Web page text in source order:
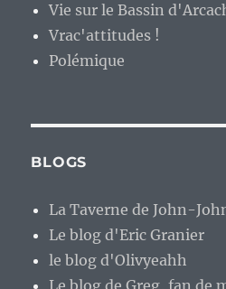
Vie sur le Bassin
Vrac'attitudes !
Polémique
BLOGS
La Taverne de John-
Le blog d'Eric Granier
le blog d'Olivyeahh